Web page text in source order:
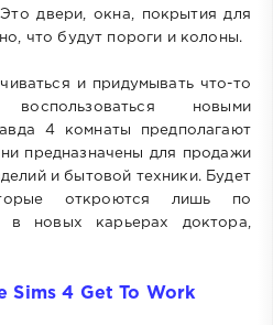
двери, окна, покрытия для
что будут пороги и колоны.
и придумывать что-то
новыми
4 комнаты предполагают
предназначены для продажи
и бытовой техники. Будет
откроются лишь по
новых карьерах доктора,
Sims 4 Get To Work